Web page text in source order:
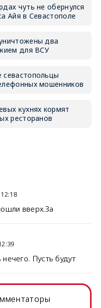
чуть не обернулся
Айя в Севастополе
два
для ВСУ
мошенников
кухнях кормят
ресторанов
вверх.За
Пусть будут